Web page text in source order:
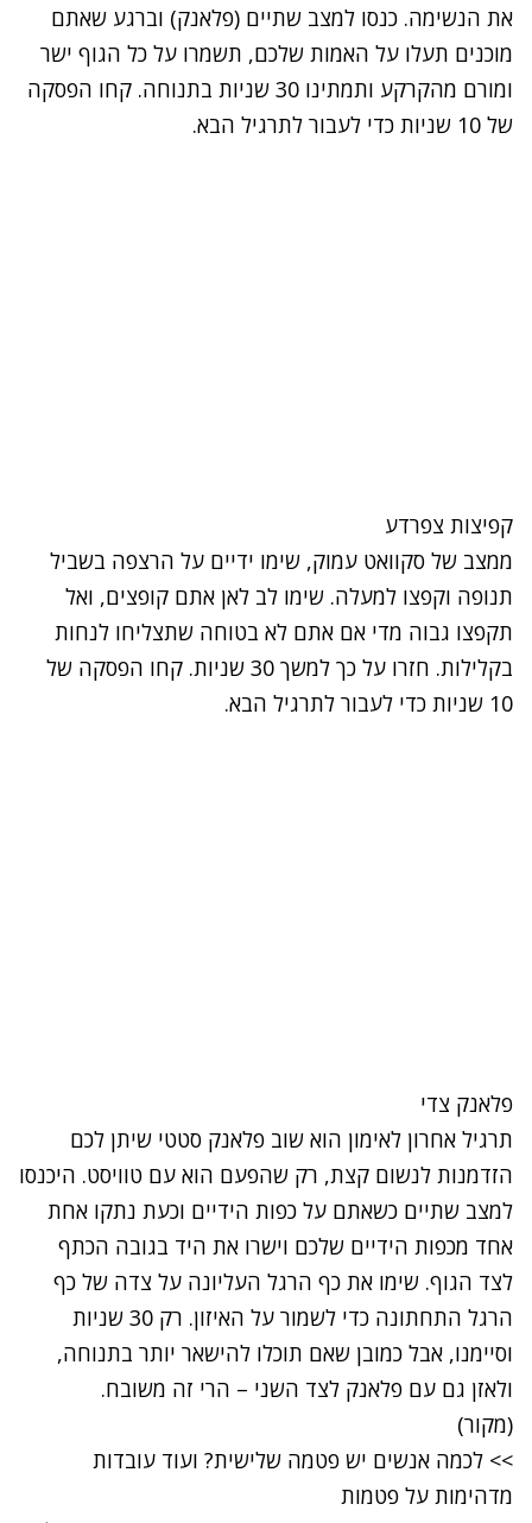
את הנשימה. כנסו למצב שתיים (פלאנק) וברגע שאתם
מוכנים תעלו על האמות שלכם, תשמרו על כל הגוף ישר
ומורם מהקרקע ותמתינו 30 שניות בתנוחה. קחו הפסקה
של 10 שניות כדי לעבור לתרגיל הבא.
קפיצות צפרדע
ממצב של סקוואט עמוק, שימו ידיים על הרצפה בשביל
תנופה וקפצו למעלה. שימו לב לאן אתם קופצים, ואל
תקפצו גבוה מדי אם אתם לא בטוחה שתצליחו לנחות
בקלילות. חזרו על כך למשך 30 שניות. קחו הפסקה של
10 שניות כדי לעבור לתרגיל הבא.
פלאנק צדי
תרגיל אחרון לאימון הוא שוב פלאנק סטטי שיתן לכם
הזדמנות לנשום קצת, רק שהפעם הוא עם טוויסט. היכנסו
למצב שתיים כשאתם על כפות הידיים וכעת נתקו אחת
אחד מכפות הידיים שלכם וישרו את היד בגובה הכתף
לצד הגוף. שימו את כף הרגל העליונה על צדה של כף
הרגל התחתונה כדי לשמור על האיזון. רק 30 שניות
וסיימנו, אבל כמובן שאם תוכלו להישאר יותר בתנוחה,
ולאזן גם עם פלאנק לצד השני – הרי זה משובח.
(מקור)
>> לכמה אנשים יש פטמה שלישית? ועוד עובדות
מדהימות על פטמות